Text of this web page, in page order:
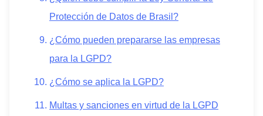
Protección de Datos de Brasil?
¿Cómo pueden prepararse las empresas
para la LGPD?
¿Cómo se aplica la LGPD?
Multas y sanciones en virtud de la LGPD